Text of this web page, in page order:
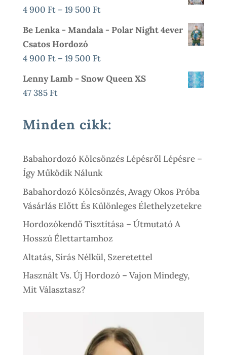
990 Ft
21
4 900 Ft – 19 500 FtÁrtartomány:
500 Ft
Be Lenka - Mandala - Polar Night 4ever
Csatos Hordozó
4 900 Ft – 19 500 FtÁrtartomány:
900 Ft
500 Ft
Lenny Lamb - Snow Queen XS
47 385 Ft
Minden cikk:
Babahordozó Kölcsönzés Lépésről Lépésre –
Így Működik Nálunk
Babahordozó Kölcsönzés, Avagy Okos Próba
Vásárlás Előtt És Különleges Élethelyzetekre
Hordozókendő Tisztítása – Útmutató A
Hosszú Élettartamhoz
Altatás, Sírás Nélkül, Szeretettel
Használt Vs. Új Hordozó – Vajon Mindegy,
Mit Választasz?